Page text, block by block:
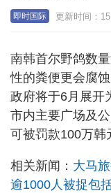
即时国际 更新时间：
南韩首尔野鸽数
性的粪便更会腐
政府将于6月展开
市内主要广场及
可被罚款100万韩
相关新闻： 大马
逾1000人被捉包